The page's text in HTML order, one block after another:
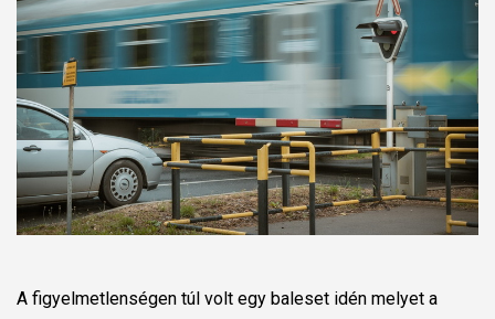
A figyelmetlenségen túl volt egy baleset idén melyet a